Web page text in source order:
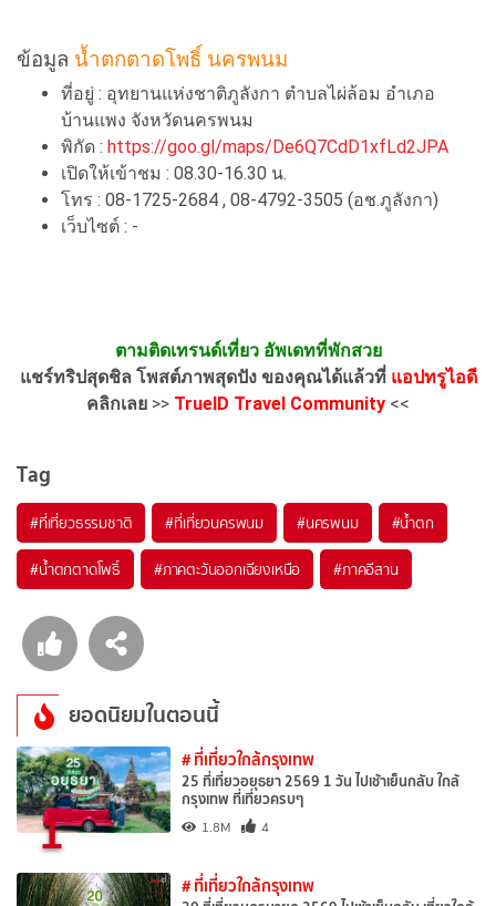
ข้อมูล น้ำตกตาดโพธิ์ นครพนม
ที่อยู่ : อุทยานแห่งชาติภูลังกา ตำบลไผ่ล้อม อำเภอ
บ้านแพง จังหวัดนครพนม
พิกัด : https://goo.gl/maps/De6Q7CdD1xfLd2JPA
เปิดให้เข้าชม : 08.30-16.30 น.
โทร : 08-1725-2684 , 08-4792-3505 (อช.ภูลังกา)
เว็บไซต์ : -
ตามติดเทรนด์เที่ยว อัพเดทที่พักสวย
แชร์ทริปสุดชิล โพสต์ภาพสุดปัง ของคุณได้แล้วที่ แอปทรูไอดี
คลิกเลย >> TrueID Travel Community <<
Tag
#ที่เที่ยวธรรมชาติ #ที่เที่ยวนครพนม #นครพนม #น้ำตก
#น้ำตกตาดโพธิ์ #ภาคตะวันออกเฉียงเหนือ #ภาคอีสาน
ยอดนิยมในตอนนี้
1
# ที่เที่ยวใกล้กรุงเทพ
25 ที่เที่ยวอยุธยา 2569 1 วัน ไปเช้าเย็นกลับ ใกล้
กรุงเทพ ที่เที่ยวครบๆ
1.8M 4
# ที่เที่ยวใกล้กรุงเทพ